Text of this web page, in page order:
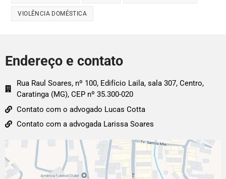
VIOLÊNCIA DOMÉSTICA
Endereço e contato
Rua Raul Soares, nº 100, Edifício Laila, sala 307, Centro,
Caratinga (MG), CEP nº 35.300-020
Contato com o advogado Lucas Cotta
Contato com a advogada Larissa Soares